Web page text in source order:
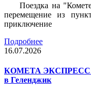
Поездка на
перемещение из
приключение
Подробнее
16.07.2026
КОМЕТА ЭКСПРЕСС:
в Геленджик